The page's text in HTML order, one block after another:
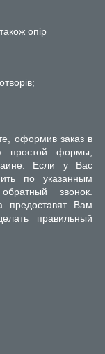
опір
оформив заказ в
простой формы,
Если у Вас
по указанным
звонок.
предоставят Вам
правильный